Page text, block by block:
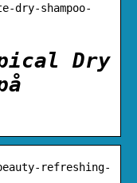
dry-shampoo-
Dry
refreshing-